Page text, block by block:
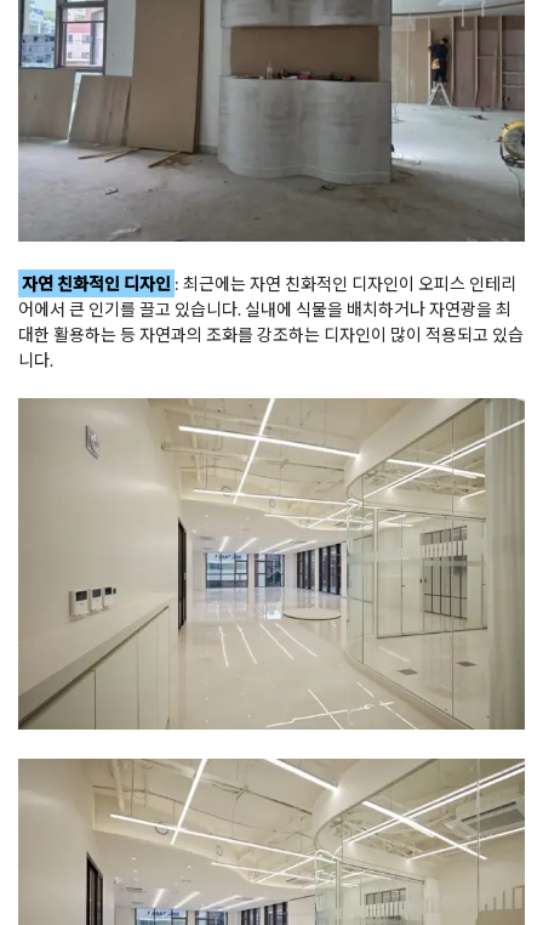
자연 친화적인 디자인 : 최근에는 자연 친화적인 디자인이 오피스 인테리
어에서 큰 인기를 끌고 있습니다. 실내에 식물을 배치하거나 자연광을 최
대한 활용하는 등 자연과의 조화를 강조하는 디자인이 많이 적용되고 있습
니다.